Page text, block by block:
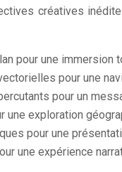
créatives
pour une immersion
pour une
pour un
une exploration
pour une
une expérience